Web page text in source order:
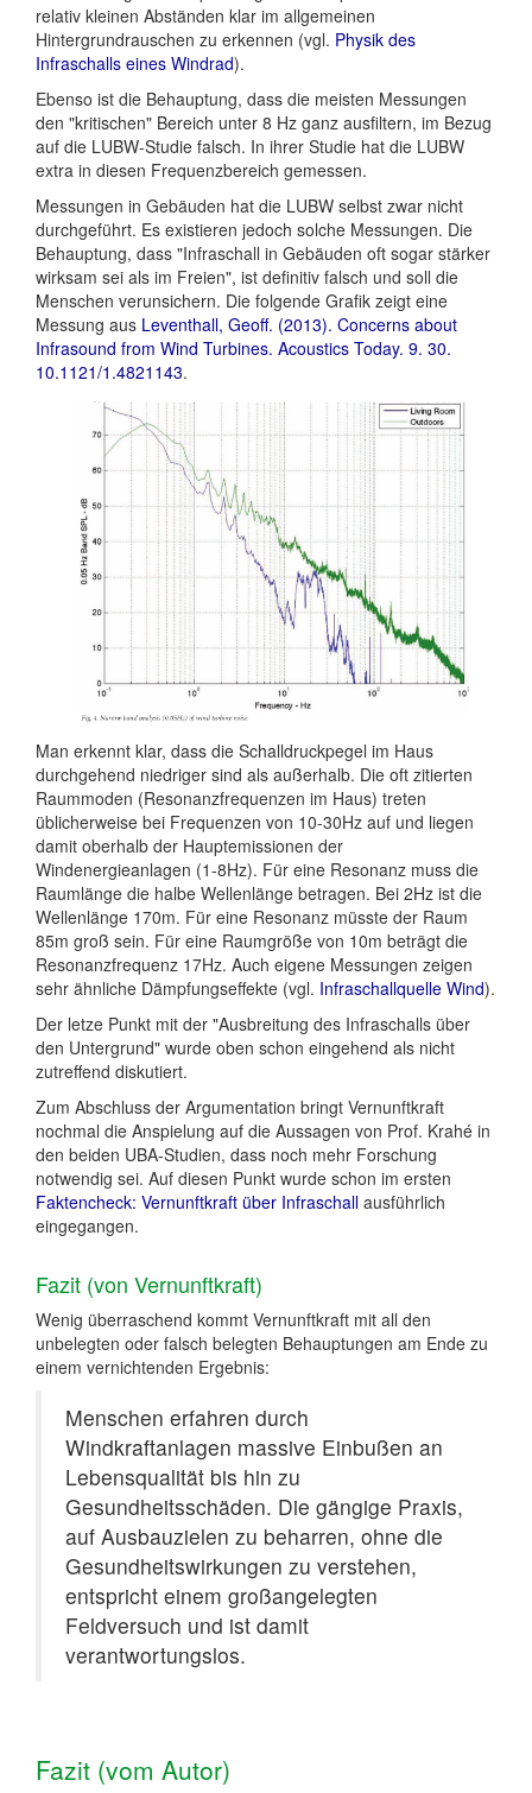
relativ kleinen Abständen klar im allgemeinen
Hintergrundrauschen zu erkennen (vgl. Physik des
Infraschalls eines Windrad).
Ebenso ist die Behauptung, dass die meisten Messungen
den "kritischen" Bereich unter 8 Hz ganz ausfiltern, im Bezug
auf die LUBW-Studie falsch. In ihrer Studie hat die LUBW
extra in diesen Frequenzbereich gemessen.
Messungen in Gebäuden hat die LUBW selbst zwar nicht
durchgeführt. Es existieren jedoch solche Messungen. Die
Behauptung, dass "Infraschall in Gebäuden oft sogar stärker
wirksam sei als im Freien", ist definitiv falsch und soll die
Menschen verunsichern. Die folgende Grafik zeigt eine
Messung aus Leventhall, Geoff. (2013). Concerns about
Infrasound from Wind Turbines. Acoustics Today. 9. 30.
10.1121/1.4821143.
Man erkennt klar, dass die Schalldruckpegel im Haus
durchgehend niedriger sind als außerhalb. Die oft zitierten
Raummoden (Resonanzfrequenzen im Haus) treten
üblicherweise bei Frequenzen von 10-30Hz auf und liegen
damit oberhalb der Hauptemissionen der
Windenergieanlagen (1-8Hz). Für eine Resonanz muss die
Raumlänge die halbe Wellenlänge betragen. Bei 2Hz ist die
Wellenlänge 170m. Für eine Resonanz müsste der Raum
85m groß sein. Für eine Raumgröße von 10m beträgt die
Resonanzfrequenz 17Hz. Auch eigene Messungen zeigen
sehr ähnliche Dämpfungseffekte (vgl. Infraschallquelle Wind).
Der letze Punkt mit der "Ausbreitung des Infraschalls über
den Untergrund" wurde oben schon eingehend als nicht
zutreffend diskutiert.
Zum Abschluss der Argumentation bringt Vernunftkraft
nochmal die Anspielung auf die Aussagen von Prof. Krahé in
den beiden UBA-Studien, dass noch mehr Forschung
notwendig sei. Auf diesen Punkt wurde schon im ersten
Faktencheck: Vernunftkraft über Infraschall ausführlich
eingegangen.
Fazit (von Vernunftkraft)
Wenig überraschend kommt Vernunftkraft mit all den
unbelegten oder falsch belegten Behauptungen am Ende zu
einem vernichtenden Ergebnis:
Menschen erfahren durch
Windkraftanlagen massive Einbußen an
Lebensqualität bis hin zu
Gesundheitsschäden. Die gängige Praxis,
auf Ausbauzielen zu beharren, ohne die
Gesundheitswirkungen zu verstehen,
entspricht einem großangelegten
Feldversuch und ist damit
verantwortungslos.
Fazit (vom Autor)